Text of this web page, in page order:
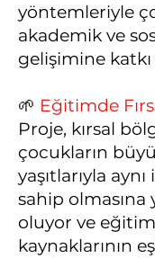
yöntemleriyle
akademik ve
gelişimine katkı
🌱 Eğitimde
Proje, kırsal
çocukların
yaşıtlarıyla
sahip olmasına
oluyor ve eğitim
kaynaklarının